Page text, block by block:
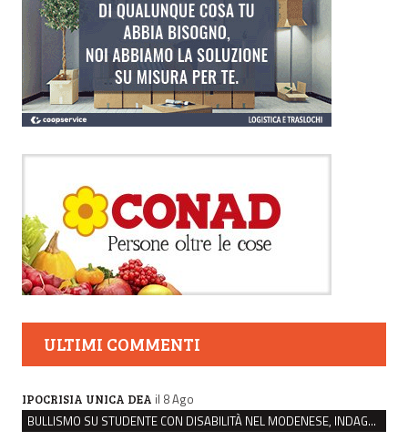
ULTIMI COMMENTI
IPOCRISIA UNICA DEA il 8 Ago
BULLISMO SU STUDENTE CON DISABILITÀ NEL MODENESE, INDAGATI DUE RAGAZZI DI 16 ANNI